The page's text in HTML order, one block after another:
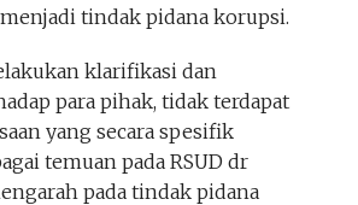
tindak pidana korupsi.
klarifikasi dan
para pihak, tidak terdapat
yang secara spesifik
temuan pada RSUD dr
pada tindak pidana